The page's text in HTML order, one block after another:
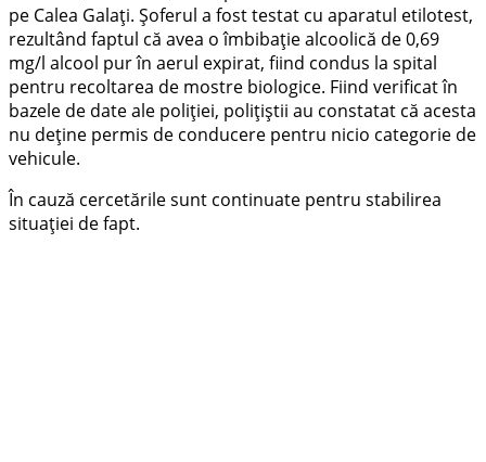
pe Calea Galați. Șoferul a fost testat cu aparatul etilotest,
rezultând faptul că avea o îmbibație alcoolică de 0,69
mg/l alcool pur în aerul expirat, fiind condus la spital
pentru recoltarea de mostre biologice. Fiind verificat în
bazele de date ale poliției, polițiștii au constatat că acesta
nu deține permis de conducere pentru nicio categorie de
vehicule.
În cauză cercetările sunt continuate pentru stabilirea
situației de fapt.